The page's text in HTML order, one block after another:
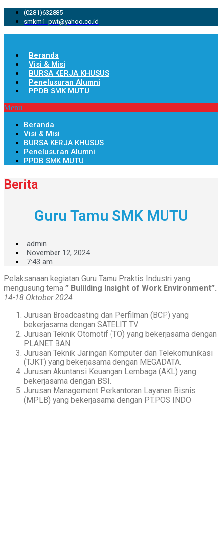
(0281)632885
smkm1_pwt@yahoo.co.id
Beranda
Visi & Misi
BURSA KERJA KHUSUS
Penelusuran Alumni
PPDB SMK MUTU
Menu
Beranda
Visi & Misi
BURSA KERJA KHUSUS
Penelusuran Alumni
PPDB SMK MUTU
Berita
Guru Tamu SMK MUTU
admin
November 12, 2024
7:43 am
Pelaksanaan kegiatan Guru Tamu Praktis Industri yang
mengusung tema ” Bulilding Insight of Work Environment”.
14-18 Oktober 2024
Jurusan Broadcasting dan Perfilman (BCP) yang
bekerjasama dengan SATELIT TV.
Jurusan Teknik Otomotif (TO) yang bekerjasama dengan
PLANET BAN.
Jurusan Teknik Jaringan Komputer dan Telekomunikasi
(TJKT) yang bekerjasama dengan MEGADATA.
Jurusan Akuntansi Keuangan Lembaga (AKL) yang
bekerjasama dengan BSI.
Jurusan Management Perkantoran Layanan Bisnis
(MPLB) yang bekerjasama dengan PT.POS INDO